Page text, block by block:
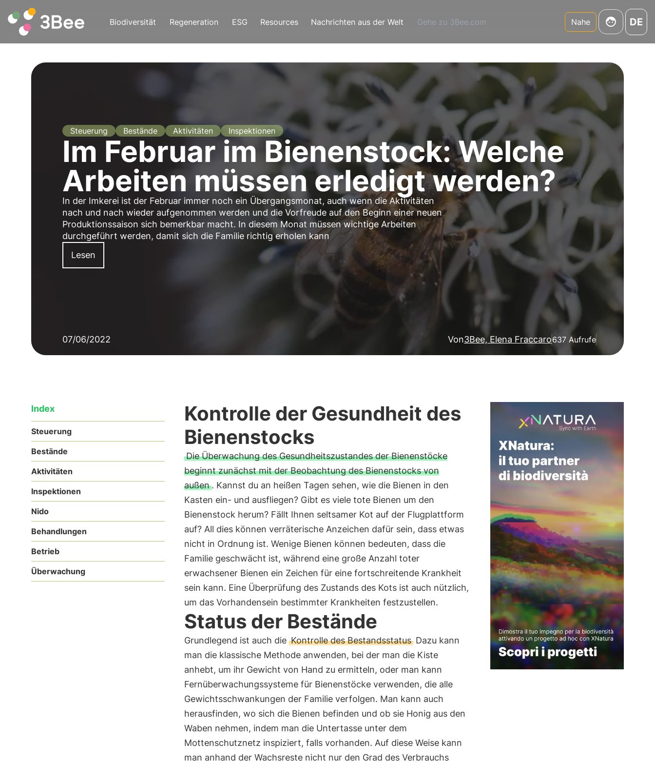
Biodiversität Regeneration ESG Resources Nachrichten aus der Welt Gehe zu 3Bee.com Nahe DE
Steuerung Bestände Aktivitäten Inspektionen
Im Februar im Bienenstock: Welche
Arbeiten müssen erledigt werden?
In der Imkerei ist der Februar immer noch ein Übergangsmonat, auch wenn die Aktivitäten
nach und nach wieder aufgenommen werden und die Vorfreude auf den Beginn einer neuen
Produktionssaison sich bemerkbar macht. In diesem Monat müssen wichtige Arbeiten
durchgeführt werden, damit sich die Familie richtig erholen kann
Lesen
07/06/2022 Von3Bee, Elena Fraccaro637 Aufrufe
Index
Steuerung
Bestände
Aktivitäten
Inspektionen
Nido
Behandlungen
Betrieb
Überwachung
Kontrolle der Gesundheit des
Bienenstocks
Die Überwachung des Gesundheitszustandes der Bienenstöcke
beginnt zunächst mit der Beobachtung des Bienenstocks von
außen. Kannst du an heißen Tagen sehen, wie die Bienen in den
Kasten ein- und ausfliegen? Gibt es viele tote Bienen um den
Bienenstock herum? Fällt Ihnen seltsamer Kot auf der Flugplattform
auf? All dies können verräterische Anzeichen dafür sein, dass etwas
nicht in Ordnung ist. Wenige Bienen können bedeuten, dass die
Familie geschwächt ist, während eine große Anzahl toter
erwachsener Bienen ein Zeichen für eine fortschreitende Krankheit
sein kann. Eine Überprüfung des Zustands des Kots ist auch nützlich,
um das Vorhandensein bestimmter Krankheiten festzustellen.
Status der Bestände
Grundlegend ist auch die Kontrolle des BestandsstatusDazu kann
man die klassische Methode anwenden, bei der man die Kiste
anhebt, um ihr Gewicht von Hand zu ermitteln, oder man kann
Fernüberwachungssysteme für Bienenstöcke verwenden, die alle
Gewichtsschwankungen der Familie verfolgen. Man kann auch
herausfinden, wo sich die Bienen befinden und ob sie Honig aus den
Waben nehmen, indem man die Untertasse unter dem
Mottenschutznetz inspiziert, falls vorhanden. Auf diese Weise kann
man anhand der Wachsreste nicht nur den Grad des Verbrauchs